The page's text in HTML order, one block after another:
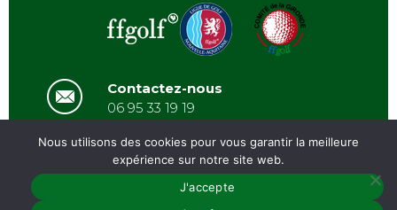
Contactez-nous
06 95 33 19 19
/ACTUALITÉS
ARCHIVES /
Nous utilisons des cookies pour vous garantir la meilleure
expérience sur notre site web.
J'accepte